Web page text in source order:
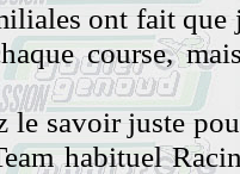
ont fait que
course,
savoir juste
habituel